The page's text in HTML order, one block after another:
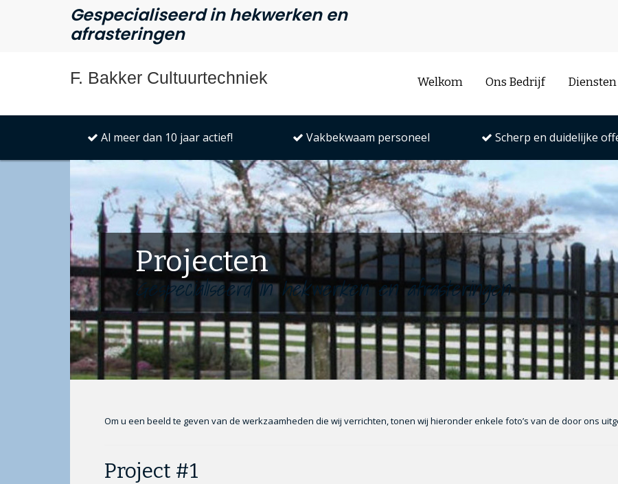
Gespecialiseerd in hekwerken en
afrasteringen
F. Bakker Cultuurtechniek Welkom Ons Bedrijf Diensten
Al meer dan 10 jaar actief! Vakbekwaam personeel Scherp en duidelijke
Projecten
Gespecialiseerd in hekwerken en afrasteringen
Om u een beeld te geven van de werkzaamheden die wij verrichten, tonen wij hieronder enkele foto’s van de door ons
Project #1